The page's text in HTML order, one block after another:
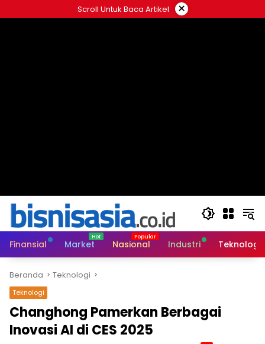
ke
Scroll Untuk Baca Artikel ×
Finansial Market Nasional Industri Teknologi
Beranda Teknologi
Teknologi
Changhong Pamerkan Berbagai
Inovasi AI di CES 2025